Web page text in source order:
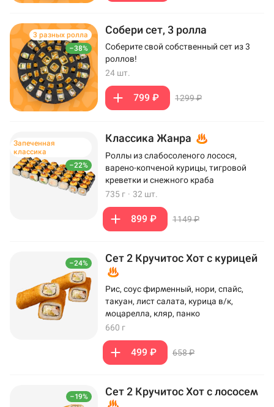
–38%
3 разных ролла Собери сет, 3 ролла
Соберите свой собственный сет из 3
роллов!
24 шт.
799 ₽ 1299 ₽
–22%
Запеченная
классика
Классика Жанра
Роллы из слабосоленого лосося,
варено-копченой курицы, тигровой
креветки и снежного краба
735 г · 32 шт.
899 ₽ 1149 ₽
–24% Сет 2 Кручитос Хот с курицей
Рис, соус фирменный, нори, спайс,
такуан, лист салата, курица в/к,
моцарелла, кляр, панко
660 г
499 ₽ 658 ₽
–19% Сет 2 Кручитос Хот с лососем